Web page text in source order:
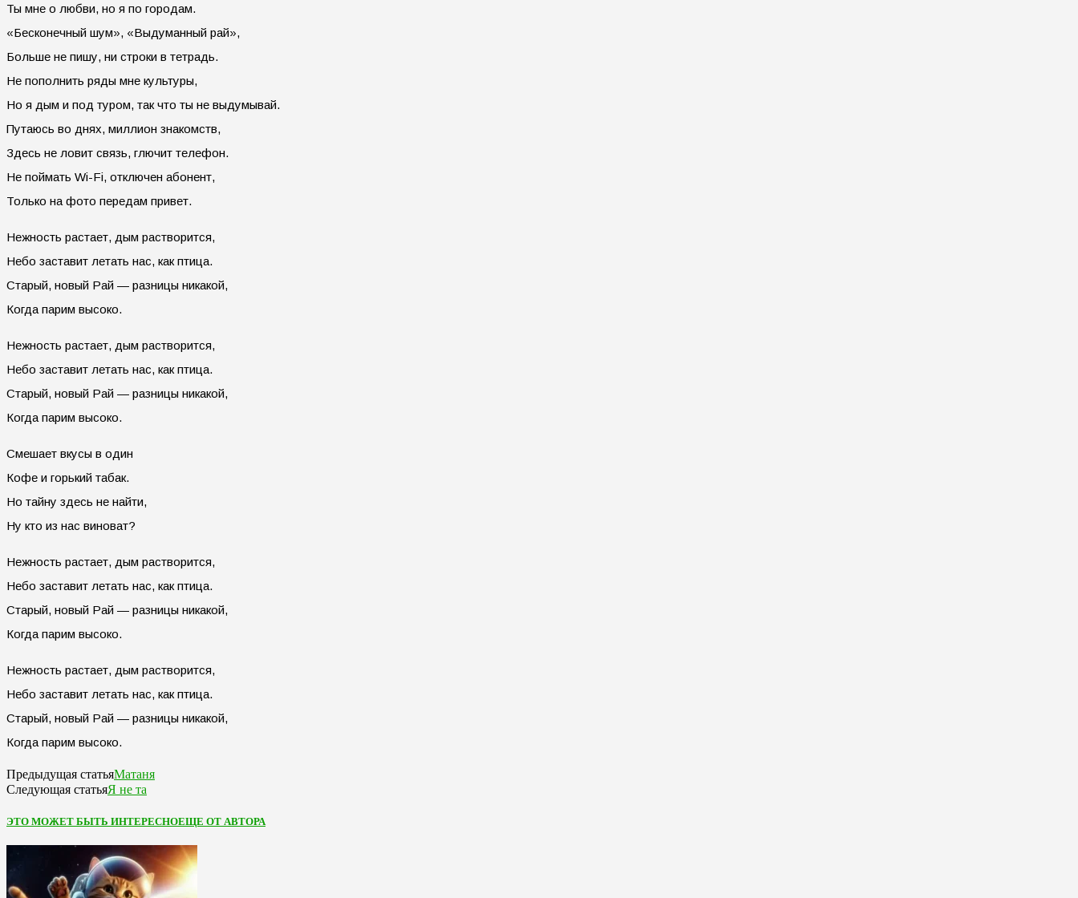
Ты мне о любви, но я по городам.
«Бесконечный шум», «Выдуманный рай»,
Больше не пишу, ни строки в тетрадь.
Не пополнить ряды мне культуры,
Но я дым и под туром, так что ты не выдумывай.
Путаюсь во днях, миллион знакомств,
Здесь не ловит связь, глючит телефон.
Не поймать Wi-Fi, отключен абонент,
Только на фото передам привет.
Нежность растает, дым растворится,
Небо заставит летать нас, как птица.
Старый, новый Рай — разницы никакой,
Когда парим высоко.
Нежность растает, дым растворится,
Небо заставит летать нас, как птица.
Старый, новый Рай — разницы никакой,
Когда парим высоко.
Смешает вкусы в один
Кофе и горький табак.
Но тайну здесь не найти,
Ну кто из нас виноват?
Нежность растает, дым растворится,
Небо заставит летать нас, как птица.
Старый, новый Рай — разницы никакой,
Когда парим высоко.
Нежность растает, дым растворится,
Небо заставит летать нас, как птица.
Старый, новый Рай — разницы никакой,
Когда парим высоко.
Предыдущая статьяМатаня
Следующая статьяЯ не та
ЭТО МОЖЕТ БЫТЬ ИНТЕРЕСНОЕЩЕ ОТ АВТОРА